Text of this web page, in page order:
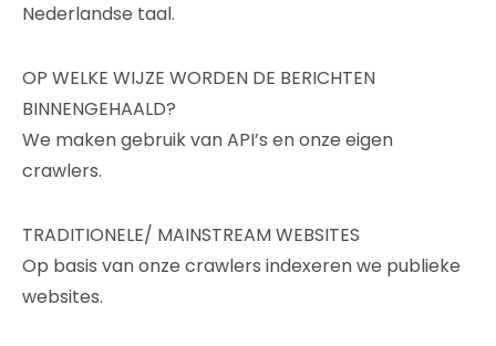
Nederlandse taal.
OP WELKE WIJZE WORDEN DE BERICHTEN
BINNENGEHAALD?
We maken gebruik van API’s en onze eigen
crawlers.
TRADITIONELE/ MAINSTREAM WEBSITES
Op basis van onze crawlers indexeren we publieke
websites.